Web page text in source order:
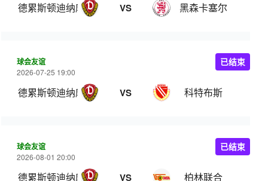
德累斯顿迪纳摩 VS 黑森卡塞尔
球会友谊
2026-07-25 19:00
德累斯顿迪纳摩 VS 科特布斯
已结束
球会友谊
2026-08-01 20:00
德累斯顿迪纳摩 VS 柏林联合
已结束